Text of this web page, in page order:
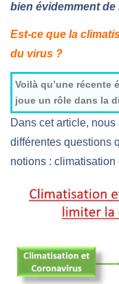
bien évidemment de
Est-ce que la
du virus ?
Voilà qu’une récente
joue un rôle dans la
Dans cet article,
différentes questions
notions : climatisation